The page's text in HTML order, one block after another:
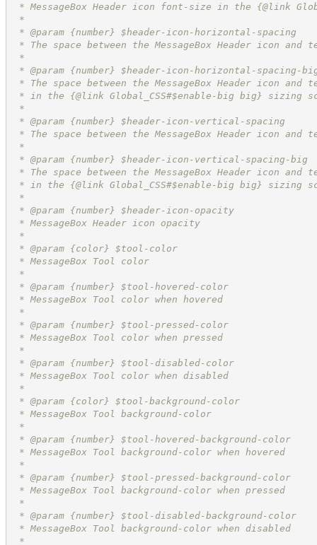
* MessageBox Header icon font-size in the {@link
*
* @param {number} $header-icon-horizontal-spacing
* The space between the MessageBox Header icon
*
* @param {number} $header-icon-horizontal-spacing-
* The space between the MessageBox Header icon
* in the {@link Global_CSS#$enable-big big} sizing
*
* @param {number} $header-icon-vertical-spacing
* The space between the MessageBox Header icon
*
* @param {number} $header-icon-vertical-spacing-big
* The space between the MessageBox Header icon
* in the {@link Global_CSS#$enable-big big} sizing
*
* @param {number} $header-icon-opacity
* MessageBox Header icon opacity
*
* @param {color} $tool-color
* MessageBox Tool color
*
* @param {number} $tool-hovered-color
* MessageBox Tool color when hovered
*
* @param {number} $tool-pressed-color
* MessageBox Tool color when pressed
*
* @param {number} $tool-disabled-color
* MessageBox Tool color when disabled
*
* @param {color} $tool-background-color
* MessageBox Tool background-color
*
* @param {number} $tool-hovered-background-color
* MessageBox Tool background-color when hovered
*
* @param {number} $tool-pressed-background-color
* MessageBox Tool background-color when pressed
*
* @param {number} $tool-disabled-background-color
* MessageBox Tool background-color when disabled
*